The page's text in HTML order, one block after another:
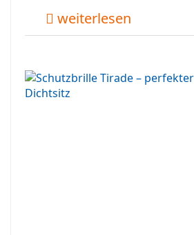
weiterlesen